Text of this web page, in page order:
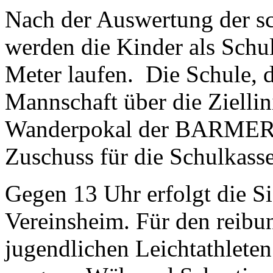
Nach der Auswertung der
werden die Kinder als
Meter laufen. Die Schule,
Mannschaft über die
Wanderpokal der
Zuschuss für die
Gegen 13 Uhr erfolgt die
Vereinsheim. Für den
jugendlichen